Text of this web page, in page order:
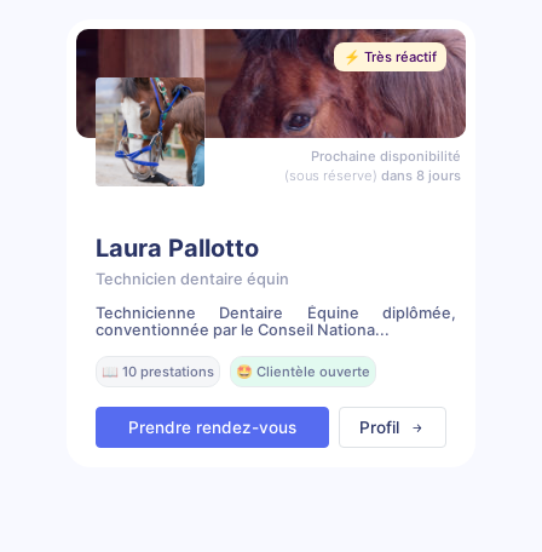
⚡️ Très réactif
Prochaine disponibilité
(sous réserve) dans 8 jours
Laura Pallotto
Technicien dentaire équin
Technicienne Dentaire Équine diplômée,
conventionnée par le Conseil Nationa...
📖 10 prestations 🤩 Clientèle ouverte
Prendre rendez-vous Profil